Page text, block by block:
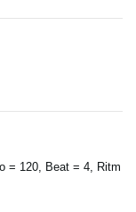
= 120, Beat = 4, Ritm